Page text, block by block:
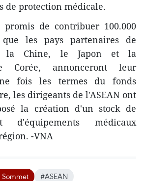
de protection médicale.
de contribuer 100.000
les pays partenaires de
la Chine, le Japon et la
Corée, annonceront leur
fois les termes du fonds
les dirigeants de l'ASEAN ont
la création d'un stock de
d'équipements médicaux
-VNA
#ASEAN